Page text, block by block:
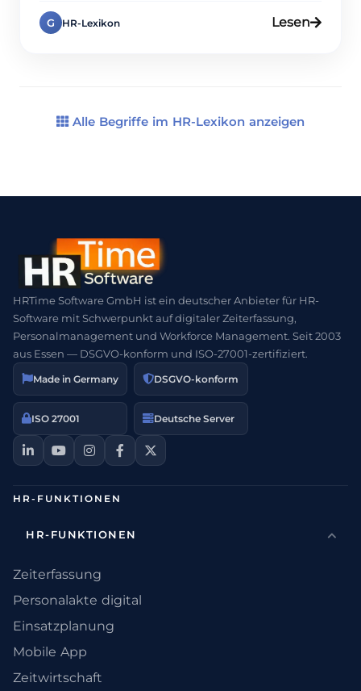
gesund zu machen. Warum? Weil sie Risiken früh
aufdeckt und Unfälle verhindert. Studien zeigen,
Gefährdungsbeurteilung […]
G HR-Lexikon Lesen
Alle Begriffe im HR-Lexikon anzeigen
HRTime Software GmbH ist ein deutscher Anbieter für HR-
Software mit Schwerpunkt auf digitaler Zeiterfassung,
Personalmanagement und Workforce Management. Seit 2003
aus Essen — DSGVO-konform und ISO-27001-zertifiziert.
Made in Germany DSGVO-konform
ISO 27001 Deutsche Server
HR-FUNKTIONEN
HR-FUNKTIONEN
Zeiterfassung
Personalakte digital
Einsatzplanung
Mobile App
Zeitwirtschaft